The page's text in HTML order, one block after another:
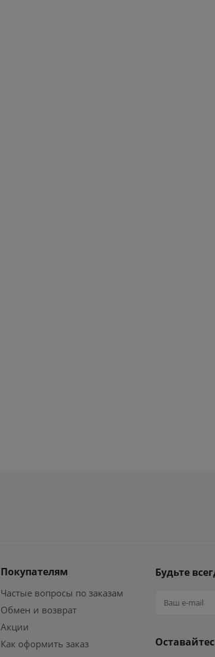
Покупателям
Частые вопросы по заказам
Обмен и возврат
Акции
Как оформить заказ
Будьте